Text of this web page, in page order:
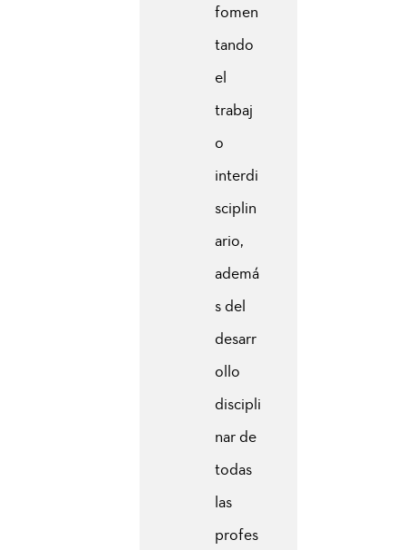
fomen
tando
el
trabaj
o
interdi
sciplin
ario,
ademá
s del
desarr
ollo
discipli
nar de
todas
las
profes